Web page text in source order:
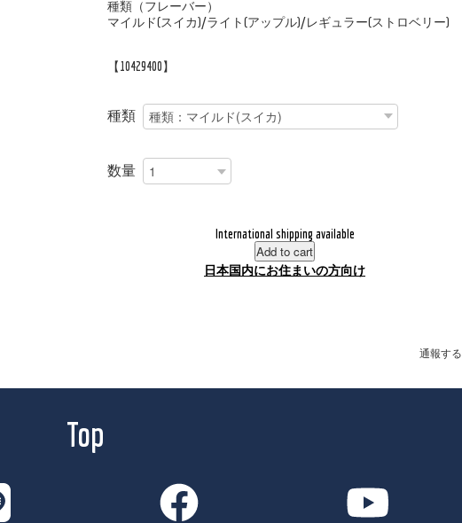
種類（フレーバー）
マイルド(スイカ)/ライト(アップル)/レギュラー(ストロベリー)
【10429400】
種類
数量
International shipping available
Add to cart
日本国内にお住まいの方向け
通報する
Top